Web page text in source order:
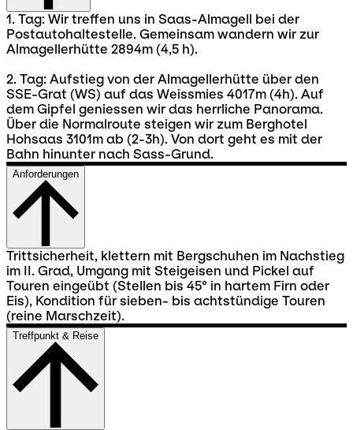
1. Tag: Wir treffen uns in Saas-Almagell bei der
Postautohaltestelle. Gemeinsam wandern wir zur
Almagellerhütte 2894m (4,5 h).
2. Tag: Aufstieg von der Almagellerhütte über den
SSE-Grat (WS) auf das Weissmies 4017m (4h). Auf
dem Gipfel geniessen wir das herrliche Panorama.
Über die Normalroute steigen wir zum Berghotel
Hohsaas 3101m ab (2-3h). Von dort geht es mit der
Bahn hinunter nach Sass-Grund.
Anforderungen
Trittsicherheit, klettern mit Bergschuhen im Nachstieg
im II. Grad, Umgang mit Steigeisen und Pickel auf
Touren eingeübt (Stellen bis 45° in hartem Firn oder
Eis), Kondition für sieben- bis achtstündige Touren
(reine Marschzeit).
Treffpunkt & Reise